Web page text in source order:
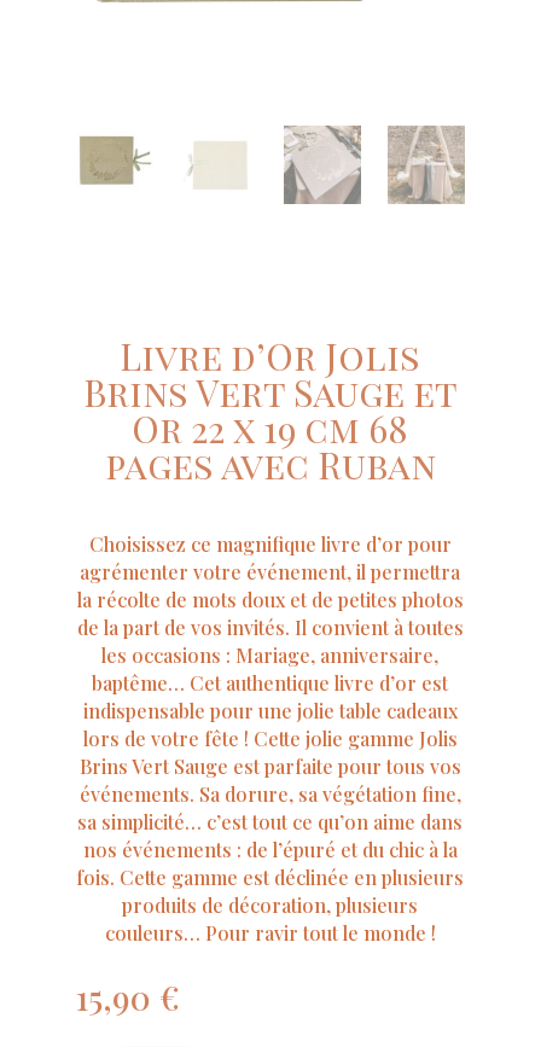
Livre d’Or Jolis
Brins Vert Sauge et
Or 22 x 19 cm 68
pages avec Ruban
Choisissez ce magnifique livre d’or pour
agrémenter votre événement, il permettra
la récolte de mots doux et de petites photos
de la part de vos invités. Il convient à toutes
les occasions : Mariage, anniversaire,
baptême… Cet authentique livre d’or est
indispensable pour une jolie table cadeaux
lors de votre fête ! Cette jolie gamme Jolis
Brins Vert Sauge est parfaite pour tous vos
événements. Sa dorure, sa végétation fine,
sa simplicité… c’est tout ce qu’on aime dans
nos événements : de l’épuré et du chic à la
fois. Cette gamme est déclinée en plusieurs
produits de décoration, plusieurs
couleurs… Pour ravir tout le monde !
15,90 €